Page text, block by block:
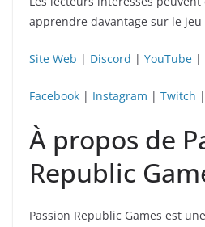
apprendre davantage sur le
Site Web | Discord | YouTube |
Facebook | Instagram | Twitch |
À propos de
Republic
Passion Republic Games est